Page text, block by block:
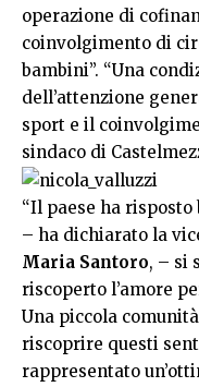
operazione di
coinvolgimento di
bambini”. “Una
dell’attenzione
sport e il
sindaco di
“Il paese ha
– ha dichiarato la
Maria Santoro, – si
riscoperto l’amore
Una piccola
riscoprire questi
rappresentato